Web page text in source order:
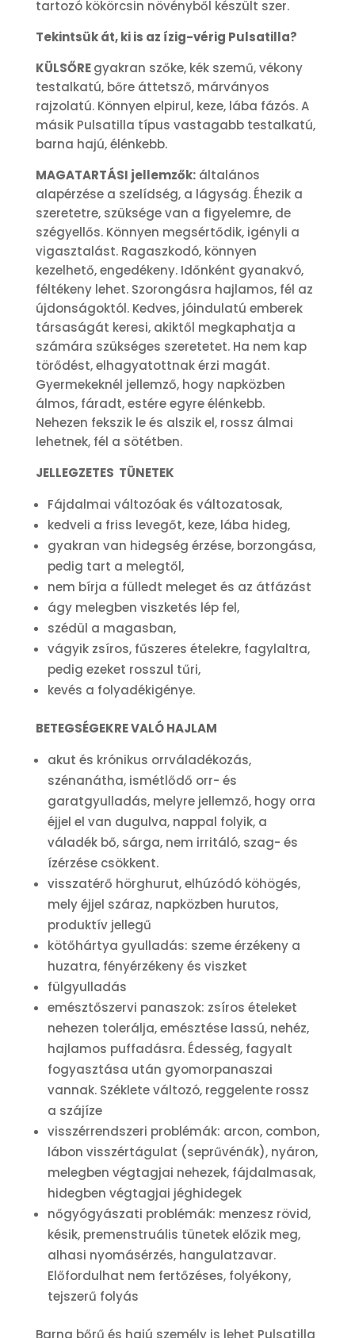
tartozó kökörcsin növényből készült szer.
Tekintsük át, ki is az ízig-vérig Pulsatilla?
KÜLSŐREgyakran szőke, kék szemű, vékony
testalkatú, bőre áttetsző, márványos
rajzolatú. Könnyen elpirul, keze, lába fázós. A
másik Pulsatilla típus vastagabb testalkatú,
barna hajú, élénkebb.
MAGATARTÁSI jellemzők:általános
alapérzése a szelídség, a lágyság. Éhezik a
szeretetre, szüksége van a figyelemre, de
szégyellős. Könnyen megsértődik, igényli a
vigasztalást. Ragaszkodó, könnyen
kezelhető, engedékeny. Időnként gyanakvó,
féltékeny lehet. Szorongásra hajlamos, fél az
újdonságoktól. Kedves, jóindulatú emberek
társaságát keresi, akiktől megkaphatja a
számára szükséges szeretetet. Ha nem kap
törődést, elhagyatottnak érzi magát.
Gyermekeknél jellemző, hogy napközben
álmos, fáradt, estére egyre élénkebb.
Nehezen fekszik le és alszik el, rossz álmai
lehetnek, fél a sötétben.
JELLEGZETES TÜNETEK
Fájdalmai változóak és változatosak,
kedveli a friss levegőt, keze, lába hideg,
gyakran van hidegség érzése, borzongása,
pedig tart a melegtől,
nem bírja a fülledt meleget és az átfázást
ágy melegben viszketés lép fel,
szédül a magasban,
vágyik zsíros, fűszeres ételekre, fagylaltra,
pedig ezeket rosszul tűri,
kevés a folyadékigénye.
BETEGSÉGEKRE VALÓ HAJLAM
akut és krónikus orrváladékozás,
szénanátha, ismétlődő orr- és
garatgyulladás, melyre jellemző, hogy orra
éjjel el van dugulva, nappal folyik, a
váladék bő, sárga, nem irritáló, szag- és
ízérzése csökkent.
visszatérő hörghurut, elhúzódó köhögés,
mely éjjel száraz, napközben hurutos,
produktív jellegű
kötőhártya gyulladás: szeme érzékeny a
huzatra, fényérzékeny és viszket
fülgyulladás
emésztőszervi panaszok: zsíros ételeket
nehezen tolerálja, emésztése lassú, nehéz,
hajlamos puffadásra. Édesség, fagyalt
fogyasztása után gyomorpanaszai
vannak. Széklete változó, reggelente rossz
a szájíze
visszérrendszeri problémák: arcon, combon,
lábon visszértágulat (seprűvénák), nyáron,
melegben végtagjai nehezek, fájdalmasak,
hidegben végtagjai jéghidegek
nőgyógyászati problémák: menzesz rövid,
késik, premenstruális tünetek előzik meg,
alhasi nyomásérzés, hangulatzavar.
Előfordulhat nem fertőzéses, folyékony,
tejszerű folyás
Barna bőrű és hajú személy is lehet Pulsatilla